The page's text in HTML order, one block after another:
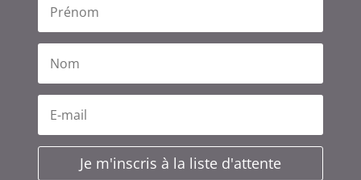
Je m'inscris à la liste d'attente